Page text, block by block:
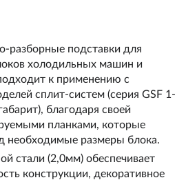
разборные подставки для
холодильных машин и
к применению с
сплит-систем (серия GSF 1-
благодаря своей
планками, которые
необходимые размеры блока.
стали (2,0мм) обеспечивает
конструкции, декоративное